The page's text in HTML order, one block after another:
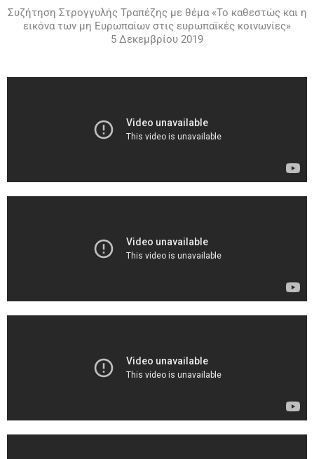
Συζήτηση Στρογγυλής Τραπέζης με θέμα «Το καθεστώς και η
εικόνα των μη Ευρωπαίων στις ευρωπαϊκές κοινωνίες»
5 Δεκεμβρίου 2019